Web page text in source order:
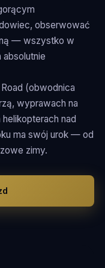
obserwować
— wszystko w
(obwodnica
wyprawach na
nad
ma swój urok — od
zimy.